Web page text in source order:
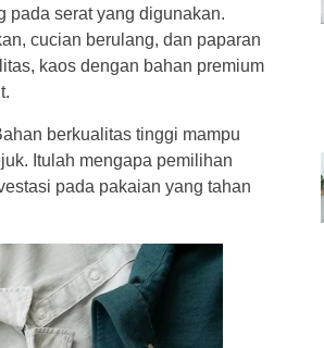
pada serat yang digunakan.
cucian berulang, dan paparan
kaos dengan bahan premium
berkualitas tinggi mampu
Itulah mengapa pemilihan
pada pakaian yang tahan